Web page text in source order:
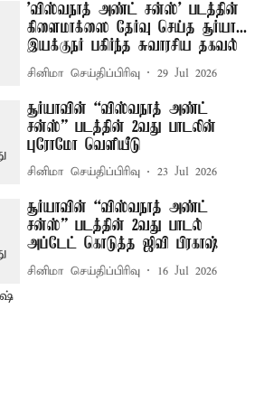
'விஸ்வநாத் அண்ட் சன்ஸ்' படத்தின்
கிளைமாக்ஸை தேர்வு செய்த சூர்யா...
இயக்குநர் பகிர்ந்த சுவாரசிய தகவல்
சினிமா செய்திப்பிரிவு 29 Jul 2026
சூர்யாவின் “விஸ்வநாத் அண்ட்
சன்ஸ்” படத்தின் 2வது பாடலின்
புரோமோ வெளியீடு
சினிமா செய்திப்பிரிவு 23 Jul 2026
சூர்யாவின் “விஸ்வநாத் அண்ட்
சன்ஸ்” படத்தின் 2வது பாடல்
அப்டேட் கொடுத்த ஜிவி பிரகாஷ்
சினிமா செய்திப்பிரிவு 16 Jul 2026